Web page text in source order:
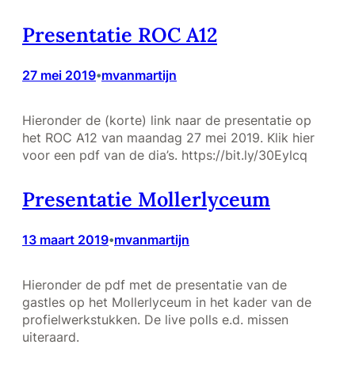
Presentatie ROC A12
27 mei 2019•mvanmartijn
Hieronder de (korte) link naar de presentatie op
het ROC A12 van maandag 27 mei 2019. Klik hier
voor een pdf van de dia’s. https://bit.ly/30Eylcq
Presentatie Mollerlyceum
13 maart 2019•mvanmartijn
Hieronder de pdf met de presentatie van de
gastles op het Mollerlyceum in het kader van de
profielwerkstukken. De live polls e.d. missen
uiteraard.